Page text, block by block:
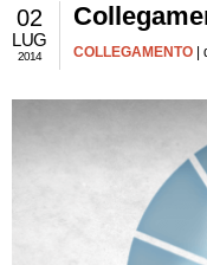
02
LUG
2014 COLLEGAMENTO |